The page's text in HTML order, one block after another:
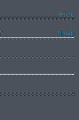
Email
Email